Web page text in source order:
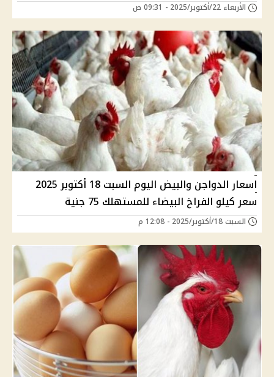
الأربعاء 22/أكتوبر/2025 - 09:31 ص
اسعار الدواجن والبيض اليوم السبت 18 أكتوبر 2025
سعر كيلو الفراخ البيضاء للمستهلك 75 جنية
السبت 18/أكتوبر/2025 - 12:08 م